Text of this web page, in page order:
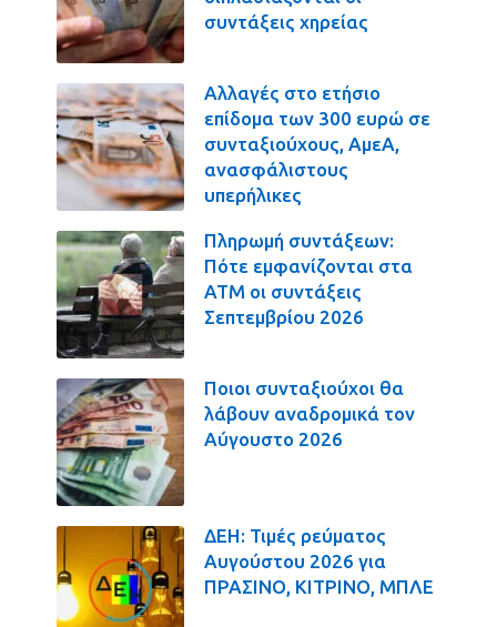
συντάξεις χηρείας
Αλλαγές στο ετήσιο
επίδομα των 300 ευρώ σε
συνταξιούχους, ΑμεΑ,
ανασφάλιστους
υπερήλικες
Πληρωμή συντάξεων:
Πότε εμφανίζονται στα
ΑΤΜ οι συντάξεις
Σεπτεμβρίου 2026
Ποιοι συνταξιούχοι θα
λάβουν αναδρομικά τον
Αύγουστο 2026
ΔΕΗ: Τιμές ρεύματος
Αυγούστου 2026 για
ΠΡΑΣΙΝΟ, ΚΙΤΡΙΝΟ, ΜΠΛΕ